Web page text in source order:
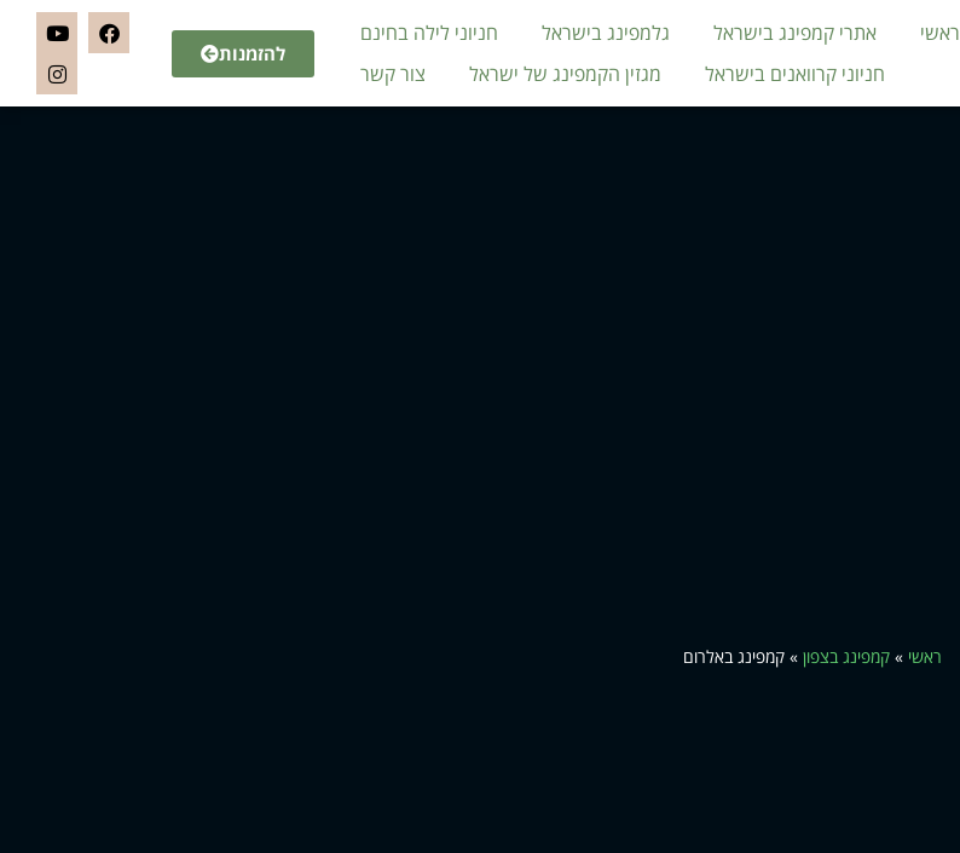
ראשי אתרי קמפינג בישראל גלמפינג בישראל
חניוני לילה בחינם
חניוני קרוואנים בישראל
מגזין הקמפינג של ישראל צור קשר
להזמנות
ראשי » קמפינג בצפון » קמפינג באלרום